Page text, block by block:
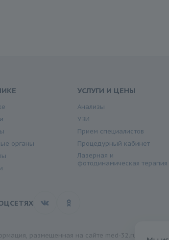
органы
УСЛУГИ И ЦЕНЫ
Анализы
УЗИ
Прием специалистов
Процедурный кабинет
Лазерная и
фотодинамическая терапия
размещенная на сайте med-32.ru, носит